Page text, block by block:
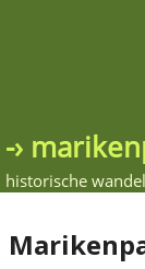
-›
historische